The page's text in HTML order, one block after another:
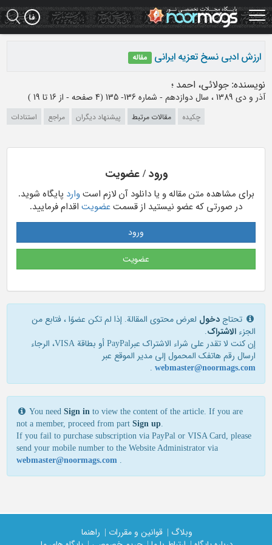
Skip
to
main
ارزش ادبی نسخ تعزیه ایرانی مقاله
نویسنده: جولائی، احمد ؛
آذر و دی 1389 ، سال دوازدهم - شماره 136- 135 (‎4 صفحه - از 16 تا 19 )
چکیده مقالات مرتبط پیشنهاد دیگران مراجع استنادات
ورود / عضویت
برای مشاهده متن مقاله و یا دانلود آن لازم استوارد پایگاه شوید.
در صورتی که عضو نیستید از قسمت عضویت اقدام فرمایید.
ورود
عضویت
تحتاج دخول لعرض محتوى المقالة. إذا لم تكن عضوًا ، فتابع من
الجزء الاشتراک.
إن كنت لا تقدر علی شراء الاشتراك عبرPayPal أو بطاقة VISA، الرجاء
ارسال رقم هاتفك المحمول إلی مدير الموقع عبر
webmaster@noormags.com
.
You need Sign in to view the content of the article. If you are
not a member, proceed from part Sign up.
If you fail to purchase subscription via PayPal or VISA Card, please
send your mobile number to the Website Administrator via
webmaster@noormags.com .
وبلاگ | قوانین و مقررات |
راهنما